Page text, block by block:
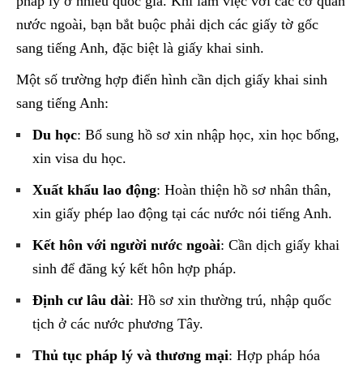
nước ngoài, bạn bắt buộc phải dịch các giấy tờ gốc
sang tiếng Anh, đặc biệt là giấy khai sinh.
Một số trường hợp điển hình cần dịch giấy khai sinh
sang tiếng Anh:
Du học: Bổ sung hồ sơ xin nhập học, xin học bổng,
xin visa du học.
Xuất khẩu lao động: Hoàn thiện hồ sơ nhân thân,
xin giấy phép lao động tại các nước nói tiếng Anh.
Kết hôn với người nước ngoài: Cần dịch giấy khai
sinh để đăng ký kết hôn hợp pháp.
Định cư lâu dài: Hồ sơ xin thường trú, nhập quốc
tịch ở các nước phương Tây.
Thủ tục pháp lý và thương mại: Hợp pháp hóa